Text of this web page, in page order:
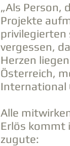
„Als Person,
Projekte
privilegierten
vergessen,
Herzen
Österreich,
International
Alle
Erlös kommt
zugute: